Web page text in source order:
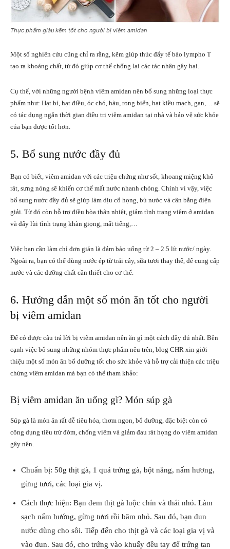
Thực phẩm giàu kẽm tốt cho người bị viêm amidan
Một số nghiên cứu cũng chỉ ra rằng, kẽm giúp thúc đẩy tế bào lympho T
tạo ra khoáng chất, từ đó giúp cơ thể chống lại các tác nhân gây hại.
Cụ thể, với những người bệnh viêm amidan nên bổ sung những loại thực
phẩm như: Hạt bí, hạt điều, óc chó, hàu, rong biển, hạt kiều mạch, gan,… sẽ
có tác dụng ngắn thời gian điều trị viêm amidan tại nhà và bảo vệ sức khỏe
của bạn được tốt hơn.
5. Bổ sung nước đầy đủ
Bạn có biết, viêm amidan với các triệu chứng như sốt, khoang miệng khô
rát, sưng nóng sẽ khiến cơ thể mất nước nhanh chóng. Chính vì vậy, việc
bổ sung nước đầy đủ sẽ giúp làm dịu cổ họng, bù nước và cân bằng điện
giải. Từ đó còn hỗ trợ điều hòa thân nhiệt, giảm tình trạng viêm ở amidan
và đẩy lùi tình trạng khàn giọng, mất tiếng,…
Việc bạn cần làm chỉ đơn giản là đảm bảo uống từ 2 – 2.5 lít nước/ ngày.
Ngoài ra, bạn có thể dùng nước ép từ trái cây, sữa tươi thay thế, để cung cấp
nước và các dưỡng chất cần thiết cho cơ thể.
6. Hướng dẫn một số món ăn tốt cho người
bị viêm amidan
Để có được câu trả lời bị viêm amidan nên ăn gì một cách đầy đủ nhất. Bên
cạnh việc bổ sung những nhóm thực phẩm nêu trên, blog CHR xin giới
thiệu một số món ăn bổ dưỡng tốt cho sức khỏe và hỗ trợ cải thiện các triệu
chứng viêm amidan mà bạn có thể tham khảo:
Bị viêm amidan ăn uống gì? Món súp gà
Súp gà là món ăn rất dễ tiêu hóa, thơm ngon, bổ dưỡng, đặc biệt còn có
công dụng tiêu trừ đờm, chống viêm và giảm đau rát họng do viêm amidan
gây nên.
Chuẩn bị: 50g thịt gà, 1 quả trứng gà, bột năng, nấm hương,
gừng tươi, các loại gia vị.
Cách thực hiện: Bạn đem thịt gà luộc chín và thái nhỏ. Làm
sạch nấm hướng, gừng tươi rồi băm nhỏ. Sau đó, bạn đun
nước dùng cho sôi. Tiếp đến cho thịt gà và các loại gia vị và
vào đun. Sau đó, cho trứng vào khuấy đều tay để trứng tan